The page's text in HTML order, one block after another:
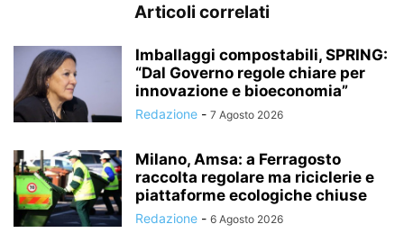
Articoli correlati
Imballaggi compostabili, SPRING:
“Dal Governo regole chiare per
innovazione e bioeconomia”
Redazione - 7 Agosto 2026
Milano, Amsa: a Ferragosto
raccolta regolare ma riciclerie e
piattaforme ecologiche chiuse
Redazione - 6 Agosto 2026